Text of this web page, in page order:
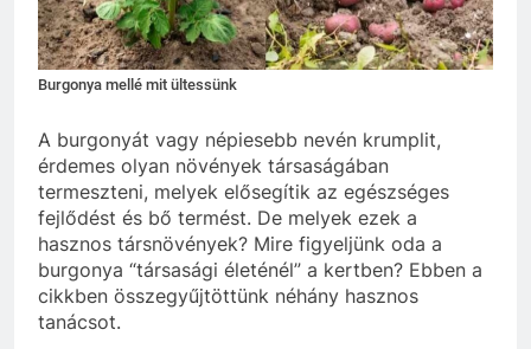
Burgonya mellé mit ültessünk
A burgonyát vagy népiesebb nevén krumplit,
érdemes olyan növények társaságában
termeszteni, melyek elősegítik az egészséges
fejlődést és bő termést. De melyek ezek a
hasznos társnövények? Mire figyeljünk oda a
burgonya “társasági életénél” a kertben? Ebben a
cikkben összegyűjtöttünk néhány hasznos
tanácsot.